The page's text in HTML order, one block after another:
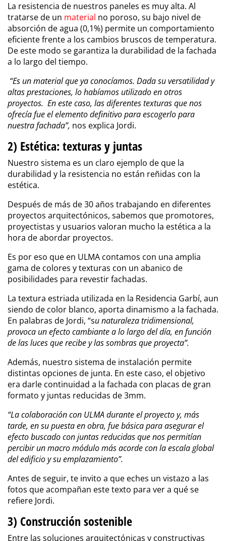
La resistencia de nuestros paneles es muy alta. Al
tratarse de un material no poroso, su bajo nivel de
absorción de agua (0,1%) permite un comportamiento
eficiente frente a los cambios bruscos de temperatura.
De este modo se garantiza la durabilidad de la fachada
a lo largo del tiempo.
“Es un material que ya conocíamos. Dada su versatilidad y
altas prestaciones, lo habíamos utilizado en otros
proyectos. En este caso, las diferentes texturas que nos
ofrecía fue el elemento definitivo para escogerlo para
nuestra fachada”, nos explica Jordi.
2) Estética: texturas y juntas
Nuestro sistema es un claro ejemplo de que la
durabilidad y la resistencia no están reñidas con la
estética.
Después de más de 30 años trabajando en diferentes
proyectos arquitectónicos, sabemos que promotores,
proyectistas y usuarios valoran mucho la estética a la
hora de abordar proyectos.
Es por eso que en ULMA contamos con una amplia
gama de colores y texturas con un abanico de
posibilidades para revestir fachadas.
La textura estriada utilizada en la Residencia Garbí, aun
siendo de color blanco, aporta dinamismo a la fachada.
En palabras de Jordi, “su naturaleza tridimensional,
provoca un efecto cambiante a lo largo del día, en función
de las luces que recibe y las sombras que proyecta”.
Además, nuestro sistema de instalación permite
distintas opciones de junta. En este caso, el objetivo
era darle continuidad a la fachada con placas de gran
formato y juntas reducidas de 3mm.
“La colaboración con ULMA durante el proyecto y, más
tarde, en su puesta en obra, fue básica para asegurar el
efecto buscado con juntas reducidas que nos permitían
percibir un macro módulo más acorde con la escala global
del edificio y su emplazamiento”.
Antes de seguir, te invito a que eches un vistazo a las
fotos que acompañan este texto para ver a qué se
refiere Jordi.
3) Construcción sostenible
Entre las soluciones arquitectónicas y constructivas